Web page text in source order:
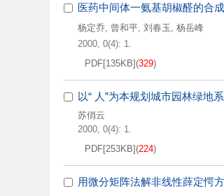
医药中间体一氨基胡椒醛的合成
杨定乔, 曾和平, 刘春玉, 杨岳峰
2000, 0(4): 1.
PDF[135KB](329)
以“ 人”为本规划城市园林绿地
苏俏云
2000, 0(4): 1.
PDF[253KB](224)
用微分矩阵法解非线性薛定愕